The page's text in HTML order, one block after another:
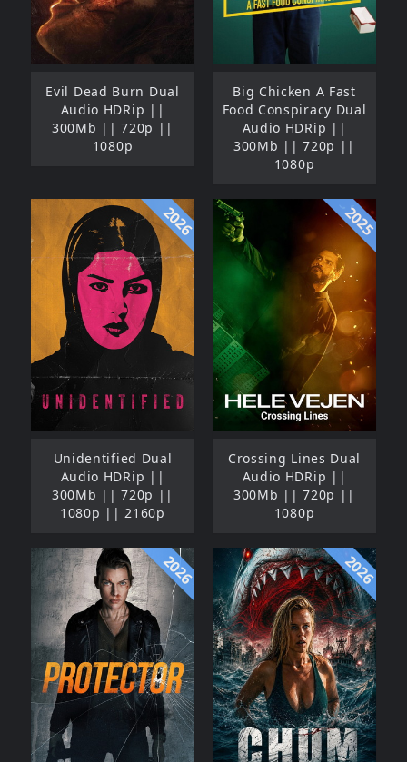
Evil Dead Burn Dual
Audio HDRip ||
300Mb || 720p ||
1080p
Big Chicken A Fast
Food Conspiracy Dual
Audio HDRip ||
300Mb || 720p ||
1080p
2026
Unidentified Dual
Audio HDRip ||
300Mb || 720p ||
1080p || 2160p
2025
Crossing Lines Dual
Audio HDRip ||
300Mb || 720p ||
1080p
2026 2026